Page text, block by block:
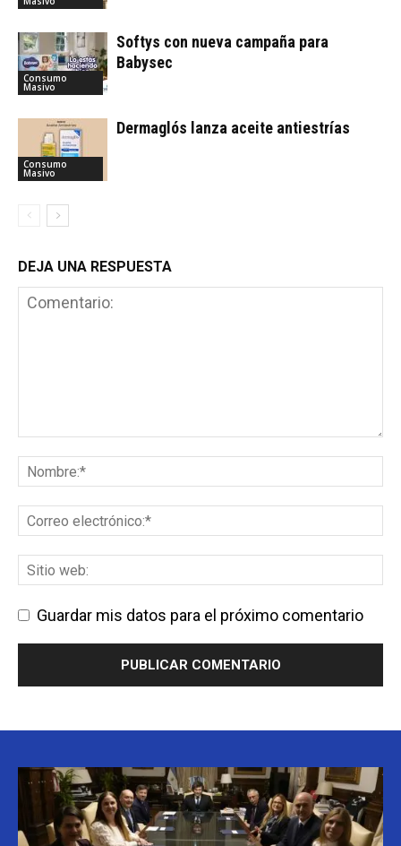
Consumo
Masivo
Softys con nueva campaña para
Babysec
Consumo
Masivo
Dermaglós lanza aceite antiestrías
DEJA UNA RESPUESTA
Guardar mis datos para el próximo comentario